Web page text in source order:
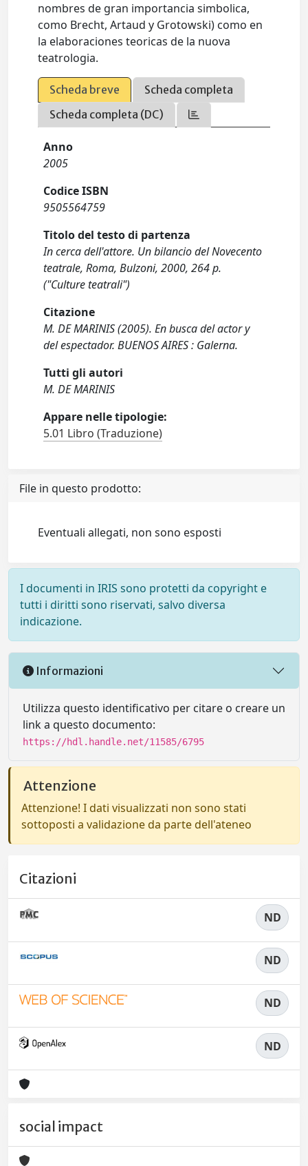
nombres de gran importancia simbolica,
como Brecht, Artaud y Grotowski) como en
la elaboraciones teoricas de la nuova
teatrologia.
Scheda breve
Scheda completa
Scheda completa (DC)
Anno
2005
Codice ISBN
9505564759
Titolo del testo di partenza
In cerca dell'attore. Un bilancio del Novecento
teatrale, Roma, Bulzoni, 2000, 264 p.
("Culture teatrali")
Citazione
M. DE MARINIS (2005). En busca del actor y
del espectador. BUENOS AIRES : Galerna.
Tutti gli autori
M. DE MARINIS
Appare nelle tipologie:
5.01 Libro (Traduzione)
File in questo prodotto:
Eventuali allegati, non sono esposti
I documenti in IRIS sono protetti da copyright e
tutti i diritti sono riservati, salvo diversa
indicazione.
Informazioni
Utilizza questo identificativo per citare o creare un
link a questo documento:
https://hdl.handle.net/11585/6795
Attenzione
Attenzione! I dati visualizzati non sono stati
sottoposti a validazione da parte dell'ateneo
Citazioni
ND
ND
ND
ND
social impact